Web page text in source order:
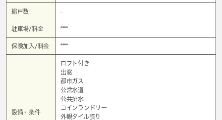
総戸数 -
駐車場/料金 ****
保険加入/料金 ****
設備・条件
ロフト付き
出窓
都市ガス
公営水道
公共排水
コインランドリー
外観タイル張り